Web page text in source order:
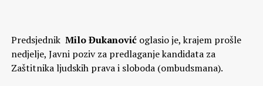
Predsjednik Milo Đukanovićoglasio je, krajem prošle
nedjelje, Javni poziv za predlaganje kandidata za
Zaštitnika ljudskih prava i sloboda (ombudsmana).